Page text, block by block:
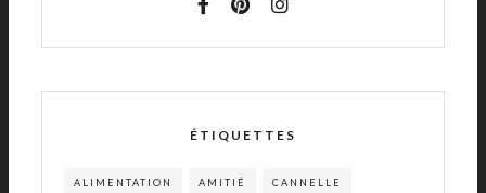
ÉTIQUETTES
ALIMENTATION AMITIÉ CANNELLE